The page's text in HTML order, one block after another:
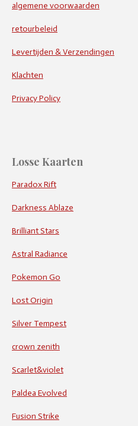
algemene voorwaarden
retourbeleid
Levertijden & Verzendingen
Klachten
Privacy Policy
Losse Kaarten
Paradox Rift
Darkness Ablaze
Brilliant Stars
Astral Radiance
Pokemon Go
Lost Origin
Silver Tempest
crown zenith
Scarlet&violet
Paldea Evolved
Fusion Strike